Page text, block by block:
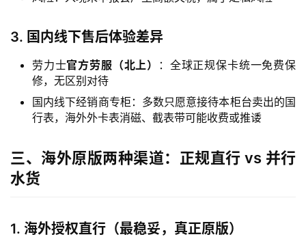
3. 国内线下售后体验差异
劳力士官方劳服（北上）
：全球正规保卡统一免费保
修，无区别对待
国内线下经销商专柜：多数只愿意接待本柜台卖出的国
行表，海外外卡表消磁、截表带可能收费或推诿
三、海外原版两种渠道：正规直行 vs 并行
水货
1. 海外授权直行（最稳妥，真正原版）